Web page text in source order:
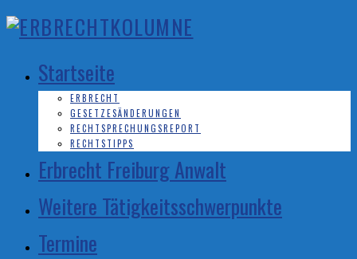
Startseite
ERBRECHT
GESETZESÄNDERUNGEN
RECHTSPRECHUNGSREPORT
RECHTSTIPPS
Erbrecht Freiburg Anwalt
Weitere Tätigkeitsschwerpunkte
Termine